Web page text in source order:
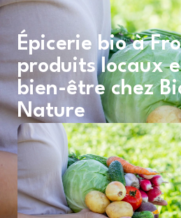
Épicerie bio à
produits locaux
bien-être chez
Nature